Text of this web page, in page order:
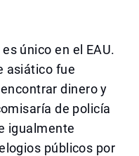
único en el EAU.
asiático fue
dinero y
de policía
igualmente
públicos por